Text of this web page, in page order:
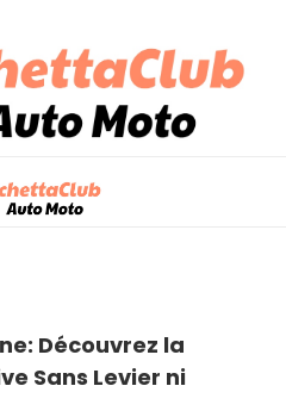
Découvrez la
Sans Levier ni